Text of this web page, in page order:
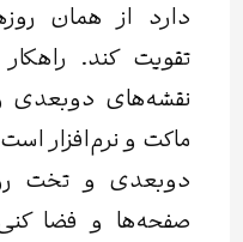
دارد از همان
تقویت کند.
نقشه‌های
ماکت و نرم‌افزار
دوبعدی و تخت
صفحه‌ها و فضا